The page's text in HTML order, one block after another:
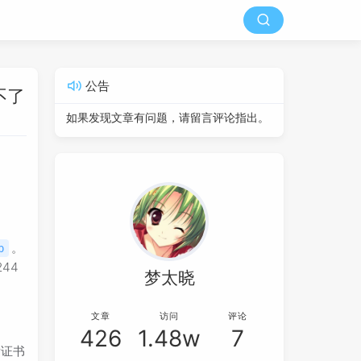
了
。
书
公告
如果发现文章有问题，请留言评论指出。
梦太晓
文章
426
访问
1.48w
评论
7